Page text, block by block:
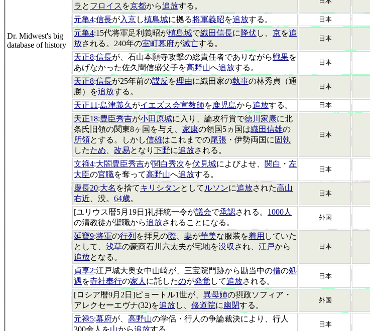
Dr. Midwest's big
database of history
ラ と フロイス を京都から追放する。
元亀4:信長が入京し槙島城に拠る将軍義昭を追放する。 日本
元亀4:15代将軍足利義昭が槙島城で織田信長に 降伏 し、 京を追
放される。240年の室町幕府が滅亡する。
日本
天正8:信長が、石山本願寺攻撃の総責任者でありながら戦果を
あげなかった佐久間信盛父子を高野山へ追放する。
日本
天正8:信長が25年前の謀反 を理由に織田家の執事の林秀貞（通
勝）を追放する。
日本
天正11 :島津義久 がイエズス会宣教師を鹿児島から追放する。 日本
天正18:豊臣秀吉が小田原城に入り、論攻行賞で徳川家康に北
条氏旧領の関東8ヶ国を与え、 家康の領国5ヵ国は織田信雄の
所領とする。しかし信雄はこれまでの尾張 ・伊勢両国に 固執
したため 改易となり 下野に追放される。
日本
文祿4:大閤豊臣秀吉が関白秀次を伏見城によびよせ、 関白 ・ 左
大臣の官職を奪って高野山へ追放する。
日本
慶長20:大名 を捨てキリシタンとして ルソンに追放された高山
右近 、没。 64歳。
日本
[ユリウス暦5月19日]礼拝統一令が議会で承認される。 1000人
の清教徒が聖職から追放されることになる。
外国
延寶9:将軍の行列 を拝見の際 妻が華美な服装を着用 していた
として、 浅草の豪商石川六太夫が宅地を没収 され、 江戸から
追放となる。
日本
貞享2:江戸城大奥女中山崎が、三宝院門跡から勘当中の僧の処
遇を寺社奉行の家人 に託したのが発覚 して追放される。
日本
[ロシア暦9月2日]ピョートル1世が、 異母姉の摂政ソフィア・
アレクセーエヴナ(32)を追放し、 修道院に幽閉する。
外国
元禄5:幕府が、 高野山の学侶・行人の争論裁決により、行人
300余人を山から追放する。
日本